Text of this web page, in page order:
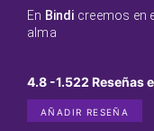
En Bindi creemos en
alma
4.8 -1.522 Reseñas
AÑADIR RESEÑA